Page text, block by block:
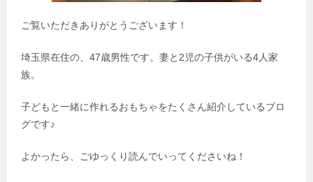
ご覧いただきありがとうございます！
埼玉県在住の、47歳男性です。妻と2児の子供がいる4人家
族。
子どもと一緒に作れるおもちゃをたくさん紹介しているブロ
グです♪
よかったら、ごゆっくり読んでいってくださいね！